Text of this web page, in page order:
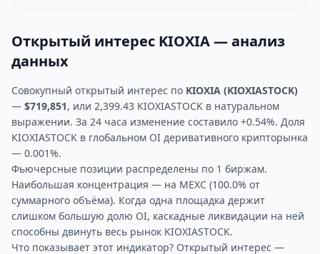
Открытый интерес KIOXIA — анализ
данных
Совокупный открытый интерес по KIOXIA (KIOXIASTOCK)
— $719,851, или 2,399.43 KIOXIASTOCK в натуральном
выражении. За 24 часа изменение составило +0.54%. Доля
KIOXIASTOCK в глобальном OI деривативного крипторынка
— 0.001%.
Фьючерсные позиции распределены по 1 биржам.
Наибольшая концентрация — на MEXC (100.0% от
суммарного объёма). Когда одна площадка держит
слишком большую долю OI, каскадные ликвидации на ней
способны двинуть весь рынок KIOXIASTOCK.
Что показывает этот индикатор? Открытый интерес —